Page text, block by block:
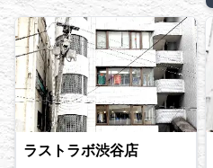
ラストラボ渋谷店